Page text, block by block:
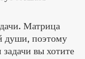
Матрица
души, поэтому
вы хотите